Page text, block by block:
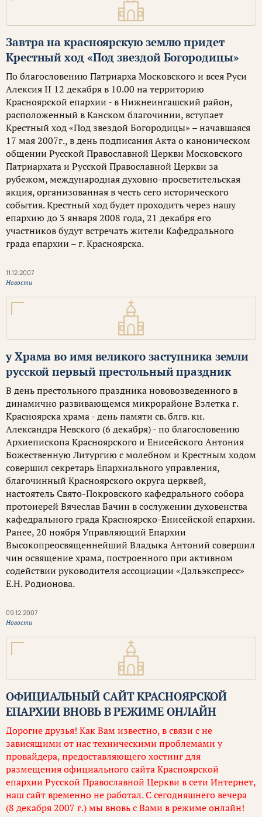
Завтра на красноярскую землю придет
Крестный ход «Под звездой Богородицы»
По благословению Патриарха Московского и всея Руси
Алексия II 12 декабря в 10.00 на территорию
Красноярской епархии - в Нижнеингашский район,
расположенный в Канском благочинии, вступает
Крестный ход «Под звездой Богородицы» – начавшаяся
17 мая 2007г., в день подписания Акта о каноническом
общении Русской Православной Церкви Московского
Патриархата и Русской Православной Церкви за
рубежом, международная духовно-просветительская
акция, организованная в честь сего исторического
события. Крестный ход будет проходить через нашу
епархию до 3 января 2008 года, 21 декабря его
участников будут встречать жители Кафедрального
града епархии – г. Красноярска.
11.12.2007
Новости
у Храма во имя великого заступника земли
русской первый престольный праздник
В день престольного праздника нововозведенного в
динамично развивающемся микрорайоне Взлетка г.
Красноярска храма - день памяти св. блгв. кн.
Александра Невского (6 декабря) - по благословению
Архиепископа Красноярского и Енисейского Антония
Божественную Литургию с молебном и Крестным ходом
совершил секретарь Епархиального управления,
благочинный Красноярского округа церквей,
настоятель Свято-Покровского кафедрального собора
протоиерей Вячеслав Бачин в сослужении духовенства
кафедрального града Красноярско-Енисейской епархии.
Ранее, 20 ноября Управляющий Епархии
Высокопреосвященнейший Владыка Антоний совершил
чин освящение храма, построенного при активном
содействии руководителя ассоциации «Дальэкспресс»
Е.Н. Родионова.
09.12.2007
Новости
ОФИЦИАЛЬНЫЙ САЙТ КРАСНОЯРСКОЙ
ЕПАРХИИ ВНОВЬ В РЕЖИМЕ ОНЛАЙН
Дорогие друзья! Как Вам известно, в связи с не
зависящими от нас техническими проблемами у
провайдера, предоставляющего хостинг для
размещения официального сайта Красноярской
епархии Русской Православной Церкви в сети Интернет,
наш сайт временно не работал. С сегодняшнего вечера
(8 декабря 2007 г.) мы вновь с Вами в режиме онлайн!